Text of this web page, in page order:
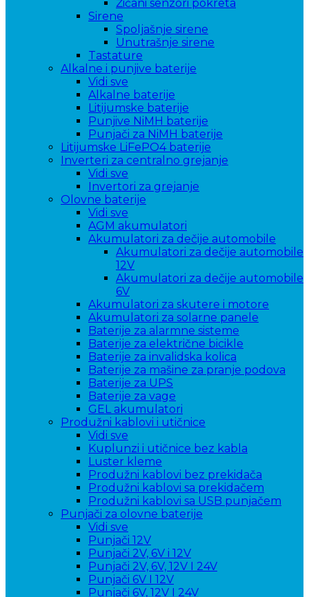
Žičani senzori pokreta
Sirene
Spoljašnje sirene
Unutrašnje sirene
Tastature
Alkalne i punjive baterije
Vidi sve
Alkalne baterije
Litijumske baterije
Punjive NiMH baterije
Punjači za NiMH baterije
Litijumske LiFePO4 baterije
Inverteri za centralno grejanje
Vidi sve
Invertori za grejanje
Olovne baterije
Vidi sve
AGM akumulatori
Akumulatori za dečije automobile
Akumulatori za dečije automobile
12V
Akumulatori za dečije automobile
6V
Akumulatori za skutere i motore
Akumulatori za solarne panele
Baterije za alarmne sisteme
Baterije za električne bicikle
Baterije za invalidska kolica
Baterije za mašine za pranje podova
Baterije za UPS
Baterije za vage
GEL akumulatori
Produžni kablovi i utičnice
Vidi sve
Kuplunzi i utičnice bez kabla
Luster kleme
Produžni kablovi bez prekidača
Produžni kablovi sa prekidačem
Produžni kablovi sa USB punjačem
Punjači za olovne baterije
Vidi sve
Punjači 12V
Punjači 2V, 6V i 12V
Punjači 2V, 6V, 12V I 24V
Punjači 6V I 12V
Punjači 6V, 12V I 24V